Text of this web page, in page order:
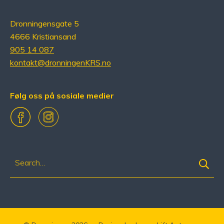
Dronningensgate 5
4666 Kristiansand
905 14 087
kontakt@dronningenKRS.no
Følg oss på sosiale medier
FacebookInstagram
etter: